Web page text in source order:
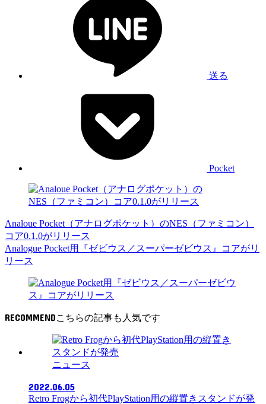
送る
Pocket
Analoue Pocket（アナログポケット）のNES（ファミコン）
コア0.1.0がリリース
Analogue Pocket用『ゼビウス／スーパーゼビウス』コアがリ
リース
RECOMMEND
ニュース
2022.06.05
Retro Frogから初代PlayStation用の縦置きスタンドが発